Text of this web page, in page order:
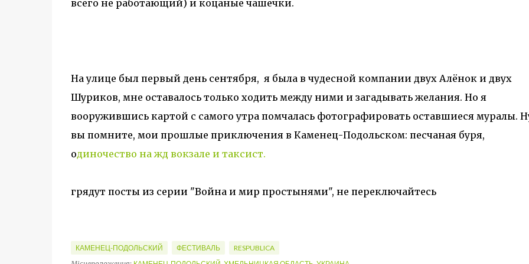
всего не работающий) и коцаные чашечки.
На улице был первый день сентября, я была в чудесной компании двух Алёнок и двух
Шуриков, мне оставалось только ходить между ними и загадывать желания. Но я
вооружившись картой с самого утра помчалась фотографировать оставшиеся муралы.
вы помните, мои прошлые приключения в Каменец-Подольском: песчаная буря,
одиночество на жд вокзале и таксист.
грядут посты из серии "Война и мир простынями", не переключайтесь
КАМЕНЕЦ-ПОДОЛЬСКИЙ ФЕСТИВАЛЬ
RESPUBLICA